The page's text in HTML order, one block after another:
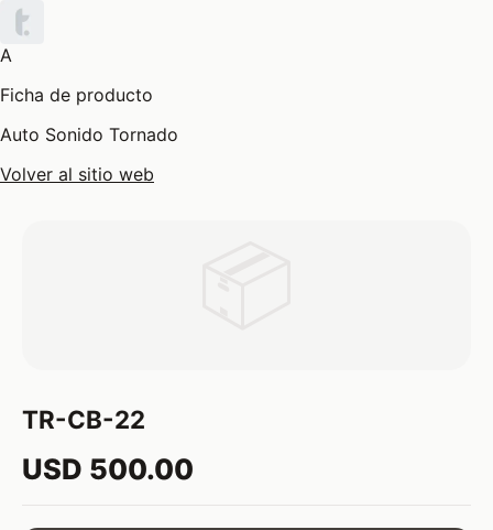
A
Ficha de producto
Auto Sonido Tornado
Volver al sitio web
TR-CB-22
USD 500.00